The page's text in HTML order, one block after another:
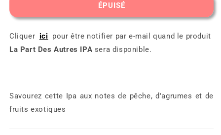
La
Des
Autres
La
Des
Autres
ÉPUISÉ
Cliquer ici
pour être notifier par e-mail quand le produit
La Part Des Autres IPA sera disponible.
Savourez cette Ipa aux notes de pêche, d'agrumes et de
fruits exotiques